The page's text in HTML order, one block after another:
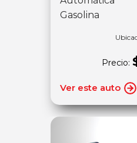
Gasolina
Precio:
Ver este auto